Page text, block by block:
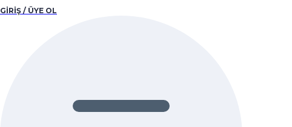
GIRIŞ / ÜYE OL